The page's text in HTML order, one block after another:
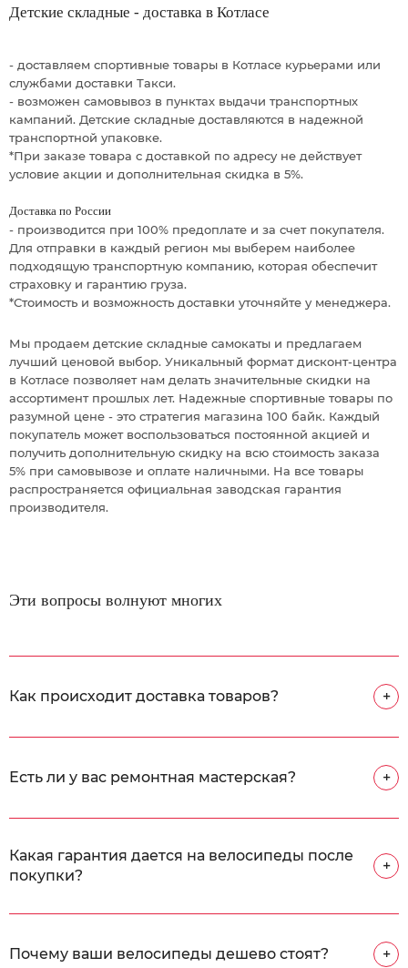
Детские складные - доставка в Котласе
- доставляем спортивные товары в Котласе курьерами или
службами доставки Такси.
- возможен самовывоз в пунктах выдачи транспортных
кампаний. Детские складные доставляются в надежной
транспортной упаковке.
*При заказе товара с доставкой по адресу не действует
условие акции и дополнительная скидка в 5%.
Доставка по России
- производится при 100% предоплате и за счет покупателя.
Для отправки в каждый регион мы выберем наиболее
подходящую транспортную компанию, которая обеспечит
страховку и гарантию груза.
*Стоимость и возможность доставки уточняйте у менеджера.
Мы продаем детские складные самокаты и предлагаем
лучший ценовой выбор. Уникальный формат дисконт-центра
в Котласе позволяет нам делать значительные скидки на
ассортимент прошлых лет. Надежные спортивные товары по
разумной цене - это стратегия магазина 100 байк. Каждый
покупатель может воспользоваться постоянной акцией и
получить дополнительную скидку на всю стоимость заказа
5% при самовывозе и оплате наличными. На все товары
распространяется официальная заводская гарантия
производителя.
Эти вопросы волнуют многих
Как происходит доставка товаров? +
Есть ли у вас ремонтная мастерская? +
Какая гарантия дается на велосипеды после
покупки?
+
Почему ваши велосипеды дешево стоят? +